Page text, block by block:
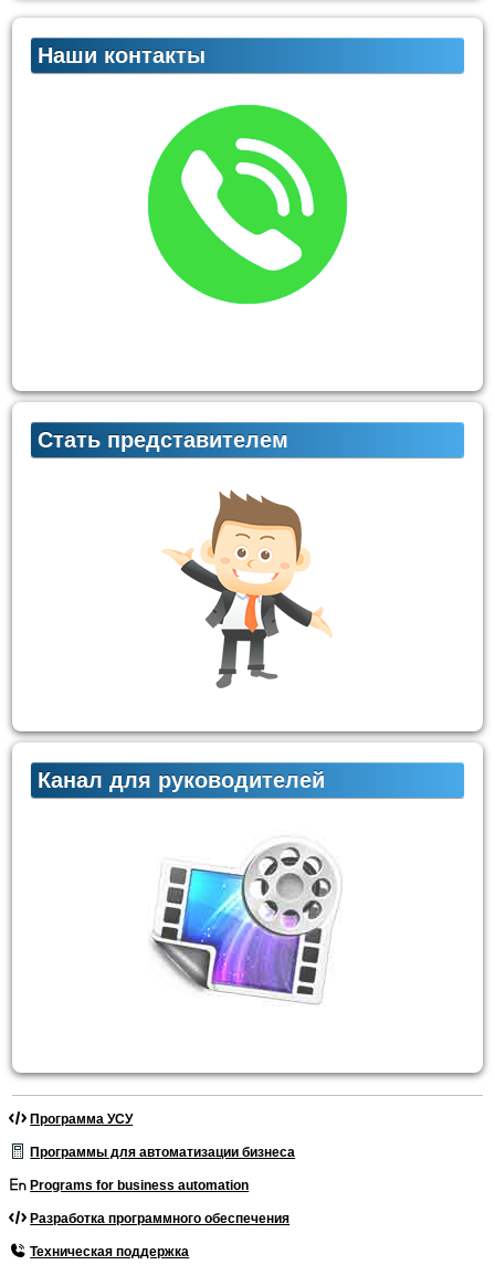
Наши контакты
Стать представителем
Канал для руководителей
Программа УСУ
Программы для автоматизации бизнеса
Programs for business automation
Разработка программного обеспечения
Техническая поддержка